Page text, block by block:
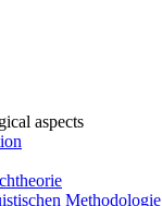
aspects
Methodologie